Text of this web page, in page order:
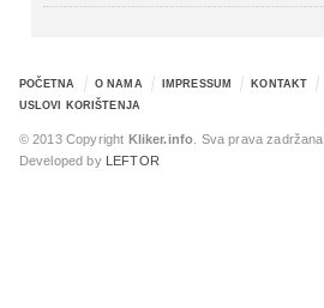
POČETNA O NAMA IMPRESSUM KONTAKT
USLOVI KORIŠTENJA
© 2013 Copyright Kliker.info . Sva prava zadržana.
Developed by
LEFTOR